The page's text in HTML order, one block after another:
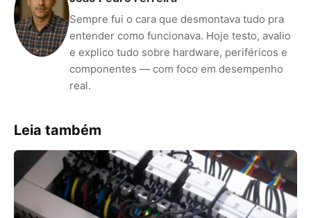
ANÚNCIOS
Sempre fui o cara que desmontava tudo pra
entender como funcionava. Hoje testo, avalio
e explico tudo sobre hardware, periféricos e
componentes — com foco em desempenho
real.
Leia também